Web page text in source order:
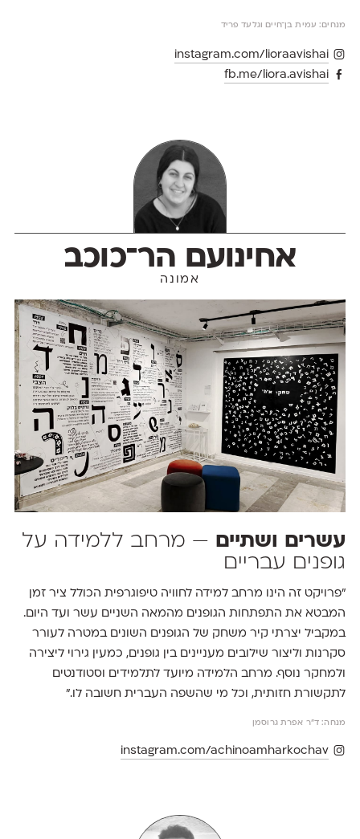
מנחים: עמית בן־חיים וגלעד פריד
instagram.com/lioraavishai
fb.me/liora.avishai
אחינועם הר־כוכב
אמונה
עשרים ושתיים — מרחב ללמידה על
גופנים עבריים
״פרויקט זה הינו מרחב למידה לחוויה טיפוגרפית הכולל ציר זמן
המבטא את התפתחות הגופנים מהמאה השניים עשר ועד היום.
במקביל יצרתי קיר משחק של הגופנים השונים במטרה לעורר
סקרנות וליצור שילובים מעניינים בין גופנים, כמעין גירוי ליצירה
ולמחקר נוסף. מרחב הלמידה מיועד לתלמידים וסטודנטים
לתקשורת חזותית, וכל מי שהשפה העברית חשובה לו.״
מנחה: ד״ר אפרת גרוסמן
instagram.com/achinoamharkochav